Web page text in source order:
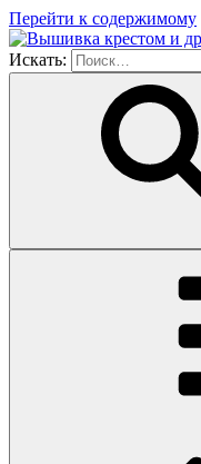
Перейти к содержимому
Искать: